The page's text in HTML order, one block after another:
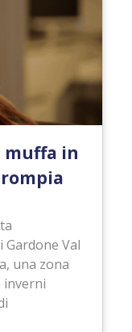
muffa in
Gardone Val
una zona
inverni